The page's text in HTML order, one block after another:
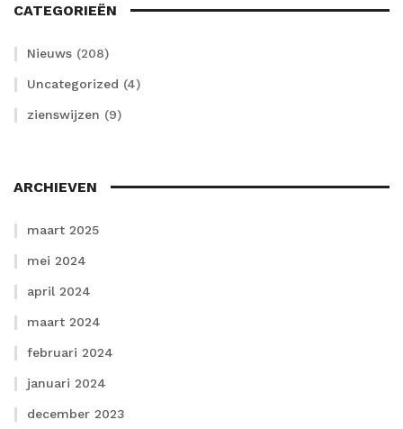
CATEGORIEËN
Nieuws (208)
Uncategorized (4)
zienswijzen (9)
ARCHIEVEN
maart 2025
mei 2024
april 2024
maart 2024
februari 2024
januari 2024
december 2023